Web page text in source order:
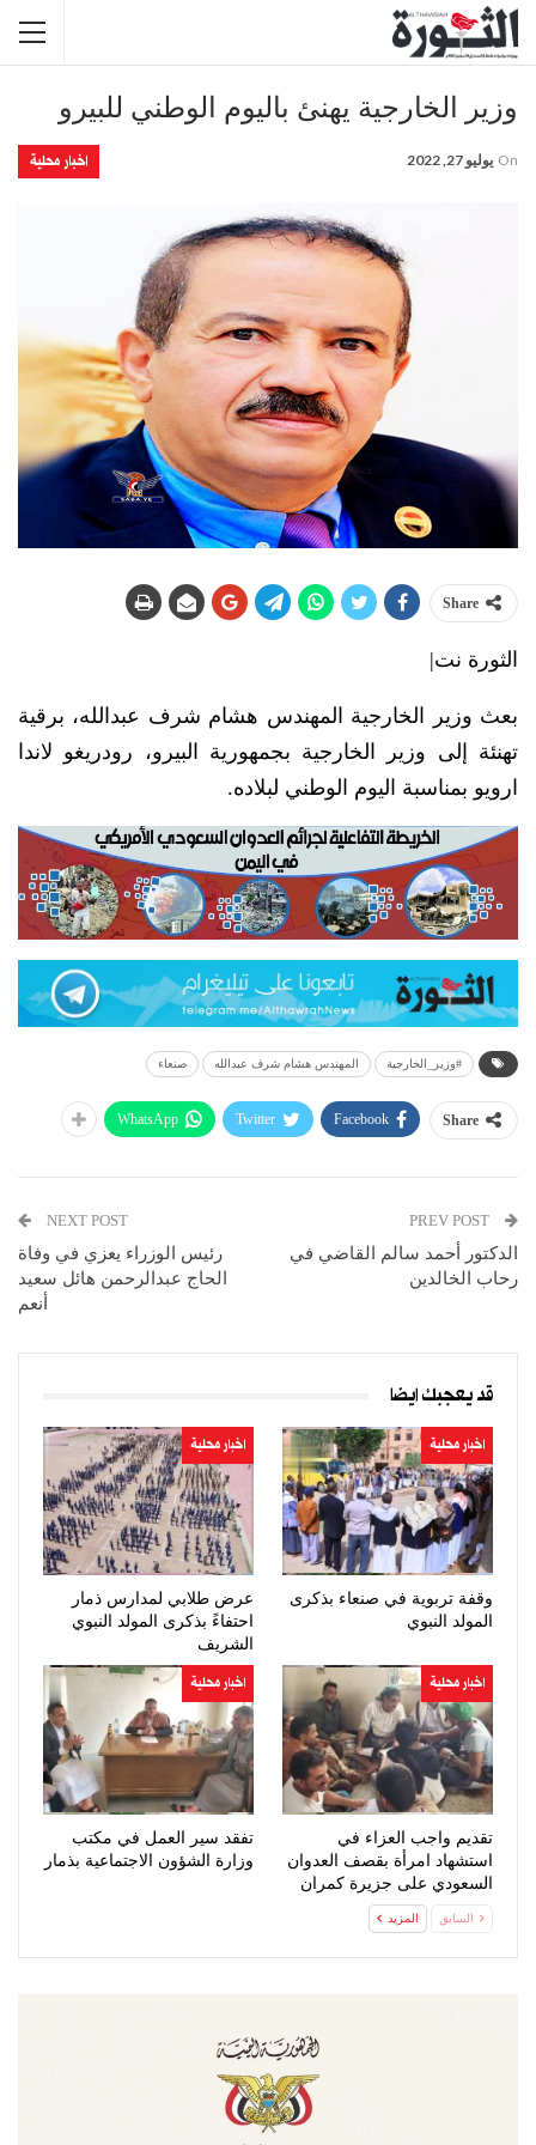
وزير الخارجية يهنئ باليوم الوطني للبيرو
اخبار محلية On يوليو 27, 2022
Share
الثورة نت|
بعث وزير الخارجية المهندس هشام شرف عبدالله، برقية
تهنئة إلى وزير الخارجية بجمهورية البيرو، رودريغو لاندا
ارويو بمناسبة اليوم الوطني لبلاده.
#وزير_الخارجية المهندس هشام شرف عبدالله صنعاء
Share
Facebook
Twitter
WhatsApp
الدكتور أحمد سالم القاضي في
رحاب الخالدين
NEXT POST
رئيس الوزراء يعزي في وفاة
الحاج عبدالرحمن هائل سعيد
أنعم
قد يعجبك ايضا
اخبار محلية
وقفة تربوية في صنعاء بذكرى
المولد النبوي
اخبار محلية
عرض طلابي لمدارس ذمار
احتفاءً بذكرى المولد النبوي
الشريف
اخبار محلية
تقديم واجب العزاء في
استشهاد امرأة بقصف العدوان
السعودي على جزيرة كمران
اخبار محلية
تفقد سير العمل في مكتب
وزارة الشؤون الاجتماعية بذمار
السابق المزيد